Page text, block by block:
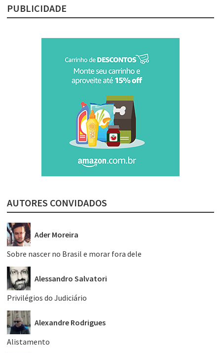
PUBLICIDADE
AUTORES CONVIDADOS
Ader Moreira
Sobre nascer no Brasil e morar fora dele
Alessandro Salvatori
Privilégios do Judiciário
Alexandre Rodrigues
Alistamento